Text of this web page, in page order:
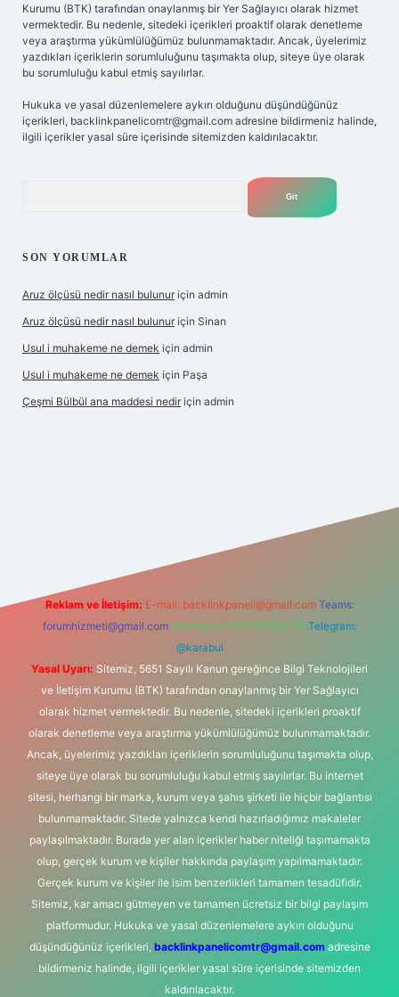
Kurumu (BTK) tarafından onaylanmış bir Yer Sağlayıcı olarak hizmet
vermektedir. Bu nedenle, sitedeki içerikleri proaktif olarak denetleme
veya araştırma yükümlülüğümüz bulunmamaktadır. Ancak, üyelerimiz
yazdıkları içeriklerin sorumluluğunu taşımakta olup, siteye üye olarak
bu sorumluluğu kabul etmiş sayılırlar.
Hukuka ve yasal düzenlemelere aykırı olduğunu düşündüğünüz
içerikleri, backlinkpanelicomtr@gmail.com adresine bildirmeniz halinde,
ilgili içerikler yasal süre içerisinde sitemizden kaldırılacaktır.
SON YORUMLAR
Aruz ölçüsü nedir nasıl bulunur için admin
Aruz ölçüsü nedir nasıl bulunur için Sinan
Usul i muhakeme ne demek için admin
Usul i muhakeme ne demek için Paşa
Çeşmi Bülbül ana maddesi nedir için admin
Reklam ve İletişim: E-mail: backlinkpaneli@gmail.com Teams:
forumhizmeti@gmail.com Whatsapp: 0262 606 0 726 Telegram:
@karabul
Yasal Uyarı: Sitemiz, 5651 Sayılı Kanun gereğince Bilgi Teknolojileri
ve İletişim Kurumu (BTK) tarafından onaylanmış bir Yer Sağlayıcı
olarak hizmet vermektedir. Bu nedenle, sitedeki içerikleri proaktif
olarak denetleme veya araştırma yükümlülüğümüz bulunmamaktadır.
Ancak, üyelerimiz yazdıkları içeriklerin sorumluluğunu taşımakta olup,
siteye üye olarak bu sorumluluğu kabul etmiş sayılırlar. Bu internet
sitesi, herhangi bir marka, kurum veya şahıs şirketi ile hiçbir bağlantısı
bulunmamaktadır. Sitede yalnızca kendi hazırladığımız makaleler
paylaşılmaktadır. Burada yer alan içerikler haber niteliği taşımamakta
olup, gerçek kurum ve kişiler hakkında paylaşım yapılmamaktadır.
Gerçek kurum ve kişiler ile isim benzerlikleri tamamen tesadüfidir.
Sitemiz, kar amacı gütmeyen ve tamamen ücretsiz bir bilgi paylaşım
platformudur. Hukuka ve yasal düzenlemelere aykırı olduğunu
düşündüğünüz içerikleri, backlinkpanelicomtr@gmail.comadresine
bildirmeniz halinde, ilgili içerikler yasal süre içerisinde sitemizden
kaldırılacaktır.